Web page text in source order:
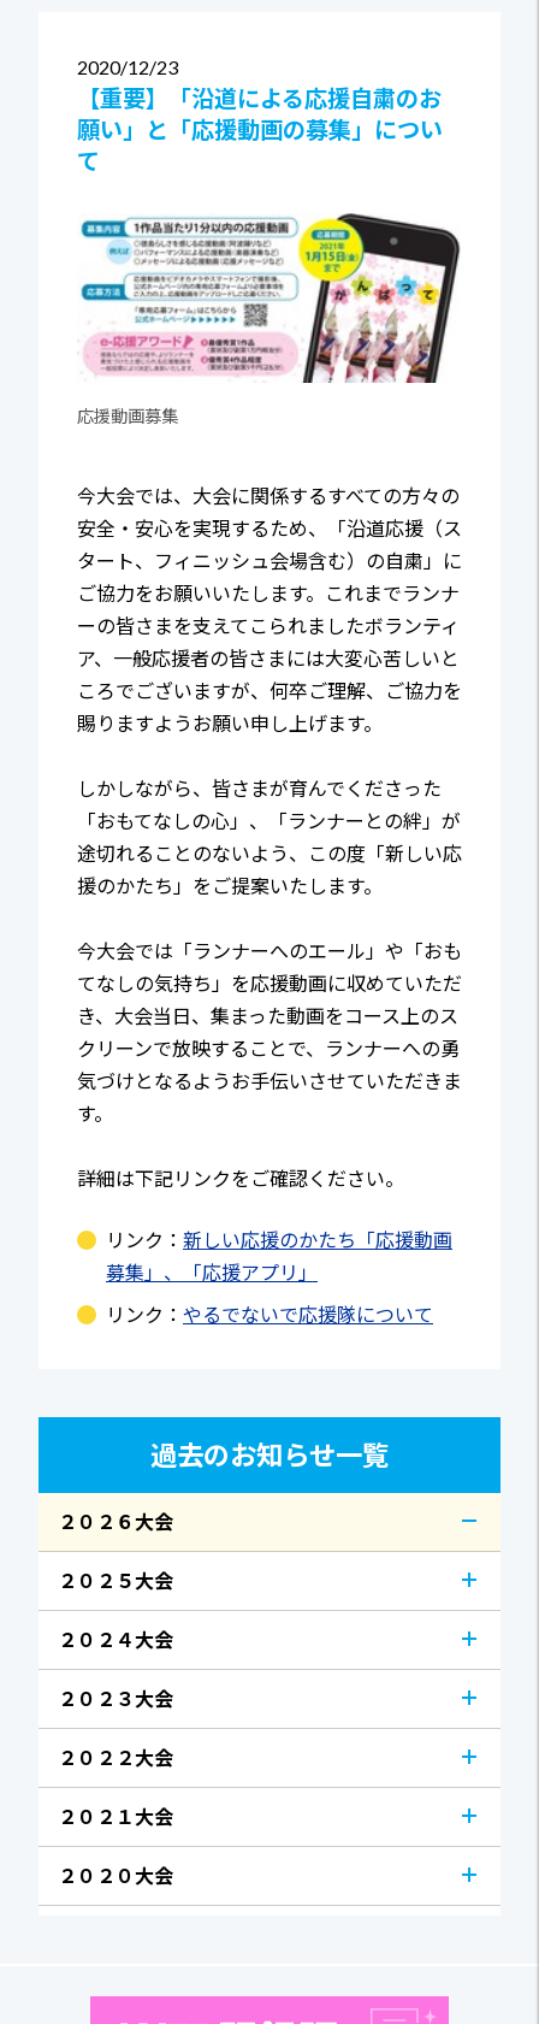
2020 12/23
【重要】「沿道による応援自粛のお
願い」と「応援動画の募集」につい
て
応援動画募集
今大会では、大会に関係するすべての方々の
安全・安心を実現するため、「沿道応援（ス
タート、フィニッシュ会場含む）の自粛」に
ご協力をお願いいたします。これまでランナ
ーの皆さまを支えてこられましたボランティ
ア、一般応援者の皆さまには大変心苦しいと
ころでございますが、何卒ご理解、ご協力を
賜りますようお願い申し上げます。
しかしながら、皆さまが育んでくださった
「おもてなしの心」、「ランナーとの絆」が
途切れることのないよう、この度「新しい応
援のかたち」をご提案いたします。
今大会では「ランナーへのエール」や「おも
てなしの気持ち」を応援動画に収めていただ
き、大会当日、集まった動画をコース上のス
クリーンで放映することで、ランナーへの勇
気づけとなるようお手伝いさせていただきま
す。
詳細は下記リンクをご確認ください。
リンク： 新しい応援のかたち「応援動画
募集」、「応援アプリ」
リンク： やるでないで応援隊について
過去のお知らせ一覧
２０２６大会
２０２５大会
２０２４大会
２０２３大会
２０２２大会
２０２１大会
２０２０大会